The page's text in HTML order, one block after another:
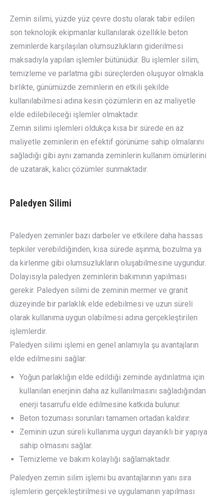
Zemin silimi, yüzde yüz çevre dostu olarak tabir edilen
son teknolojik ekipmanlar kullanılarak özellikle beton
zeminlerde karşılaşılan olumsuzlukların giderilmesi
maksadıyla yapılan işlemler bütünüdür. Bu işlemler silim,
temizleme ve parlatma gibi süreçlerden oluşuyor olmakla
birlikte, günümüzde zeminlerin en etkili şekilde
kullanılabilmesi adına kesin çözümlerin en az maliyetle
elde edilebileceği işlemler olmaktadır.
Zemin silimi işlemleri oldukça kısa bir sürede en az
maliyetle zeminlerin en efektif görünüme sahip olmalarını
sağladığı gibi aynı zamanda zeminlerin kullanım ömürlerini
de uzatarak, kalıcı çözümler sunmaktadır.
Paledyen Silimi
Paledyen zeminler bazı darbeler ve etkilere daha hassas
tepkiler verebildiğinden, kısa sürede aşınma, bozulma ya
da kirlenme gibi olumsuzlukların oluşabilmesine uygundur.
Dolayısıyla paledyen zeminlerin bakımının yapılması
gerekir. Paledyen silimi de zeminin mermer ve granit
düzeyinde bir parlaklık elde edebilmesi ve uzun süreli
olarak kullanıma uygun olabilmesi adına gerçekleştirilen
işlemlerdir.
Paledyen silimi işlemi en genel anlamıyla şu avantajların
elde edilmesini sağlar:
Yoğun parlaklığın elde edildiği zeminde aydınlatma için
kullanılan enerjinin daha az kullanılmasını sağladığından
enerji tasarrufu elde edilmesine katkıda bulunur.
Beton tozuması sorunları tamamen ortadan kaldırır.
Zeminin uzun süreli kullanıma uygun dayanıklı bir yapıya
sahip olmasını sağlar.
Temizleme ve bakım kolaylığı sağlamaktadır.
Paledyen zemin silim işlemi bu avantajlarının yanı sıra
işlemlerin gerçekleştirilmesi ve uygulamanın yapılması